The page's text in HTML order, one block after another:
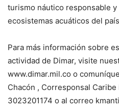
turismo náutico responsable
ecosistemas acuáticos del
Para más información sobre
actividad de Dimar, visite
www.dimar.mil.co o
Chacón , Corresponsal
3023201174 o al correo